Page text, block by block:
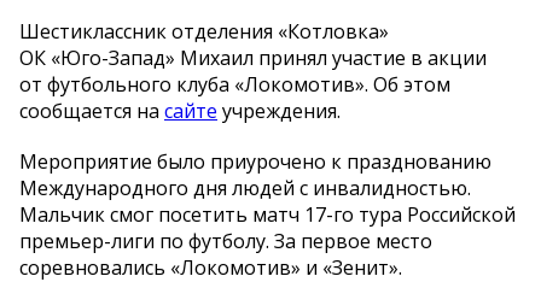
Шестиклассник отделения «Котловка»
ОК «Юго-Запад» Михаил принял участие в акции
от футбольного клуба «Локомотив». Об этом
сообщается на сайте учреждения.
Мероприятие было приурочено к празднованию
Международного дня людей с инвалидностью.
Мальчик смог посетить матч 17-го тура Российской
премьер-лиги по футболу. За первое место
соревновались «Локомотив» и «Зенит».